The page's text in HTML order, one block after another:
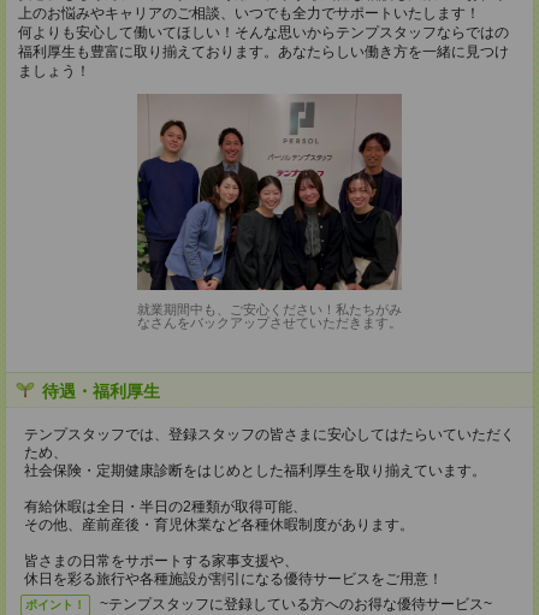
上のお悩みやキャリアのご相談、いつでも全力でサポートいたします！
何よりも安心して働いてほしい！そんな思いからテンプスタッフならではの
福利厚生も豊富に取り揃えております。あなたらしい働き方を一緒に見つけ
ましょう！
就業期間中も、ご安心ください！私たちがみ
なさんをバックアップさせていただきます。
待遇・福利厚生
テンプスタッフでは、登録スタッフの皆さまに安心してはたらいていただく
ため、
社会保険・定期健康診断をはじめとした福利厚生を取り揃えています。
有給休暇は全日・半日の2種類が取得可能、
その他、産前産後・育児休業など各種休暇制度があります。
皆さまの日常をサポートする家事支援や、
休日を彩る旅行や各種施設が割引になる優待サービスをご用意！
ポイント！
~テンプスタッフに登録している方へのお得な優待サービス~